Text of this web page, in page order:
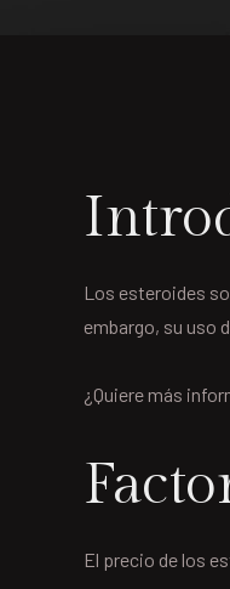
Los esteroides
embargo, su uso
¿Quiere más
El precio de los